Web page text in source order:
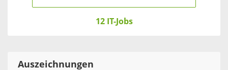
12 IT-Jobs
Auszeichnungen